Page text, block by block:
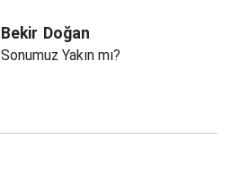
Bekir Doğan
Sonumuz Yakın mı?